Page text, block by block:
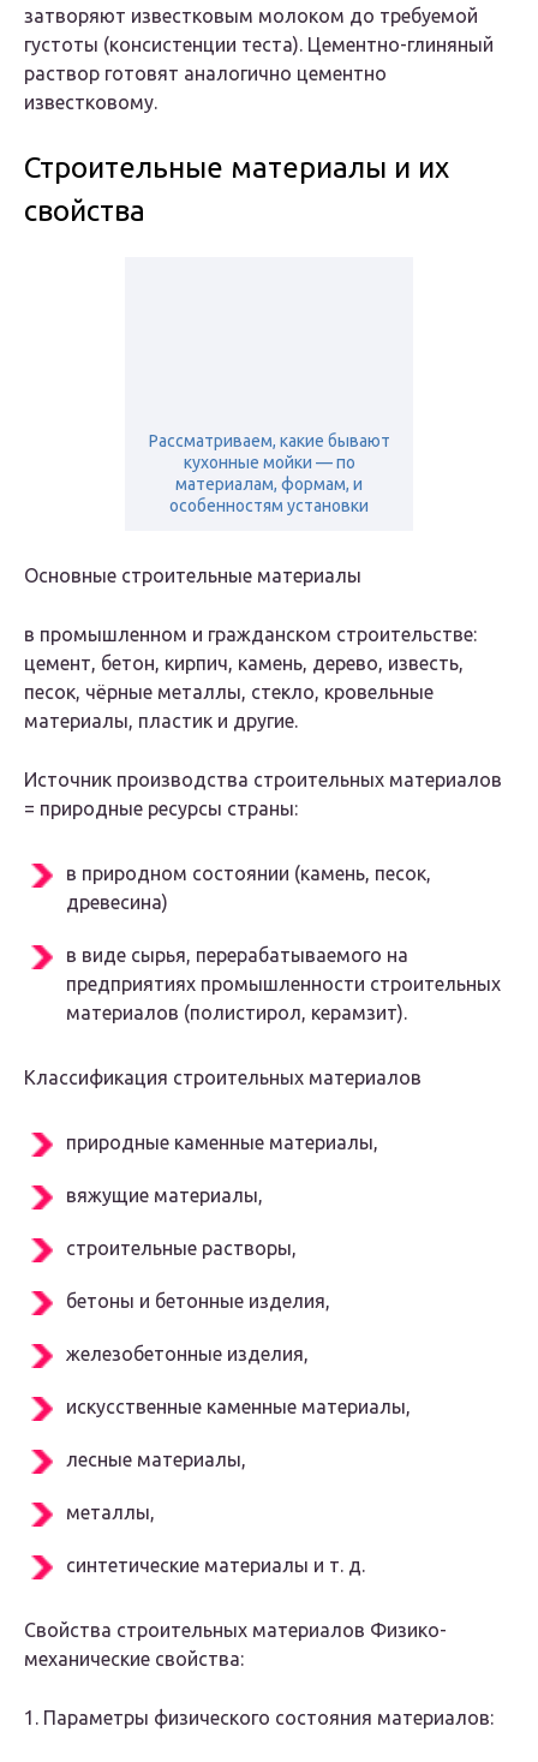
затворяют известковым молоком до требуемой
густоты (консистенции теста). Цементно-глиняный
раствор готовят аналогично цементно
известковому.
Строительные материалы и их
свойства
Рассматриваем, какие бывают
кухонные мойки — по
материалам, формам, и
особенностям установки
Основныe строительные материалы
в промышленном и гражданском строительстве:
цемент, бетон, кирпич, камень, дерево, известь,
песок, чёрные металлы, стекло, кровельные
материалы, пластик и другие.
Источник производства строительных материалов
= природные ресурсы страны:
в природном состоянии (камень, песок,
древесина)
в виде сырья, перерабатываемого на
предприятиях промышленности строительных
материалов (полистирол, керамзит).
Классификация строительных материалов
природные каменные материалы,
вяжущие материалы,
строительные растворы,
бетоны и бетонные изделия,
железобетонные изделия,
искусственные каменные материалы,
лесные материалы,
металлы,
синтетические материалы и т. д.
Свойства строительных материалов Физико-
механические свойства:
1. Параметры физического состояния материалов: